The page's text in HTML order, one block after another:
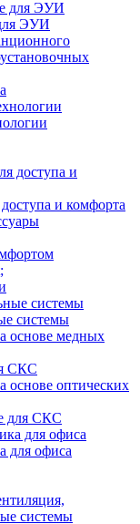
ЭУИ
и комфорта
системы
основе медных
СКС
основе оптических
для СКС
для офиса